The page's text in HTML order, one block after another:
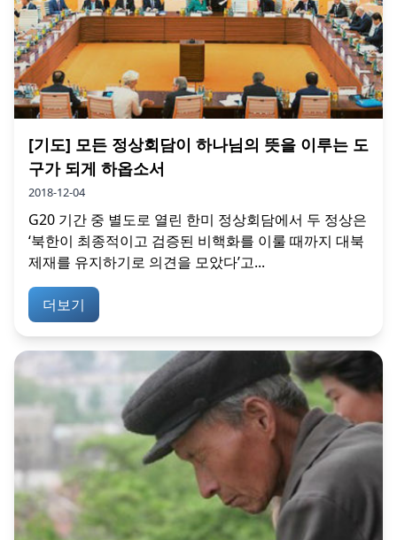
[기도] 모든 정상회담이 하나님의 뜻을 이루는 도
구가 되게 하옵소서
2018-12-04
G20 기간 중 별도로 열린 한미 정상회담에서 두 정상은
‘북한이 최종적이고 검증된 비핵화를 이룰 때까지 대북
제재를 유지하기로 의견을 모았다’고...
더보기